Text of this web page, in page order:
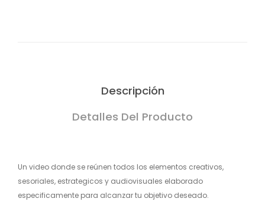
Descripción
Detalles Del Producto
Un video donde se reúnen todos los elementos creativos,
sesoriales, estrategicos y audiovisuales elaborado
especificamente para alcanzar tu objetivo deseado.